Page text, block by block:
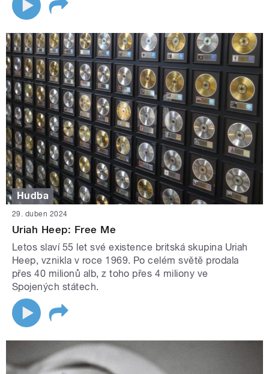
Hudba
29. duben 2024
Uriah Heep: Free Me
Letos slaví 55 let své existence britská skupina Uriah
Heep, vznikla v roce 1969. Po celém světě prodala
přes 40 milionů alb, z toho přes 4 miliony ve
Spojených státech.